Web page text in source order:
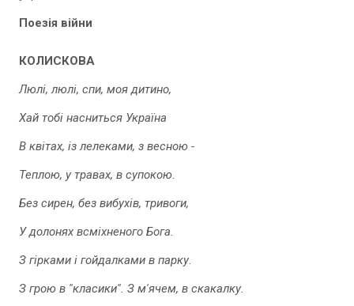
Поезія війни
КОЛИСКОВА
Люлі, люлі, спи, моя дитино,
Хай тобі насниться Україна
В квітах, із лелеками, з весною -
Теплою, у травах, в супокою.
Без сирен, без вибухів, тривоги,
У долонях всміхненого Бога.
З гірками і гойдалками в парку.
З грою в ''класики''. З м'ячем, в скакалку.